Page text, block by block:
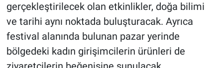
gerçekleştirilecek olan etkinlikler, doğa bilimi
ve tarihi aynı noktada buluşturacak. Ayrıca
festival alanında bulunan pazar yerinde
bölgedeki kadın girişimcilerin ürünleri de
Türkiye'nin Geleceği
Türkiye'nin Gündemi
Yerel Gündem